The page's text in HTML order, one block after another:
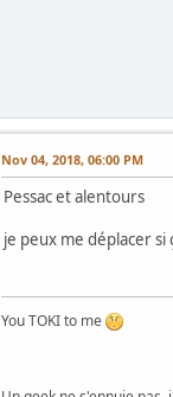
Nov 04, 2018, 06:00 PM
Pessac et alentours
je peux me déplacer si
You TOKI to me